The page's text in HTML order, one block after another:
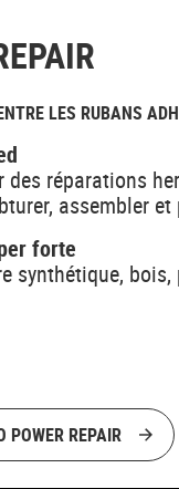
LES RUBANS
des réparations
assembler et
forte
synthétique,
POWER REPAIR